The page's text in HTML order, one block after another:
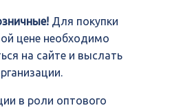
Для покупки
цене необходимо
на сайте и выслать
в роли оптового